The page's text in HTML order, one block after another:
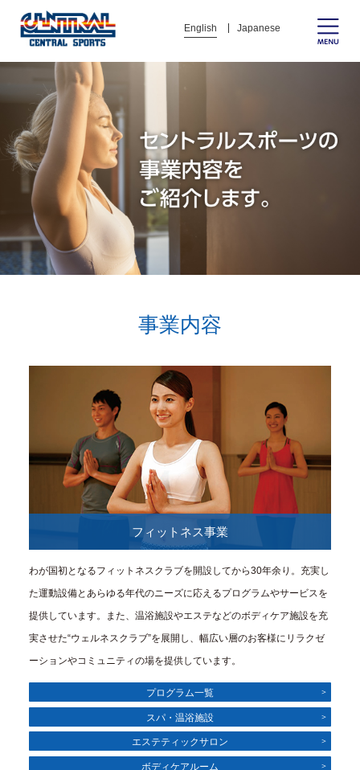
English Japanese
事業内容
フィットネス事業
わが国初となるフィットネスクラブを開設してから30年余り。充実し
た運動設備とあらゆる年代のニーズに応えるプログラムやサービスを
提供しています。また、温浴施設やエステなどのボディケア施設を充
実させた“ウェルネスクラブ”を展開し、幅広い層のお客様にリラクゼ
ーションやコミュニティの場を提供しています。
プログラム一覧
スパ・温浴施設
エステティックサロン
ボディケアルーム